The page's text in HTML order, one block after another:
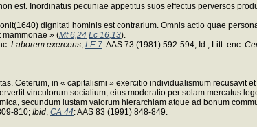
est. Inordinatus pecuniae appetitus suos effectus perversos
dignitati hominis est contrarium. Omnis actio quae
» (Mt 6,24 Lc 16,13).
Laborem exercens, LE 7: AAS 73 (1981) 592-594; Id., Litt. enc.
Ceterum, in « capitalismi » exercitio individualismum recusavit
vinculorum socialium; eius moderatio per solam mercatus
secundum iustam valorum hierarchiam atque ad bonum
810; Ibid, CA 44: AAS 83 (1991) 848-849.